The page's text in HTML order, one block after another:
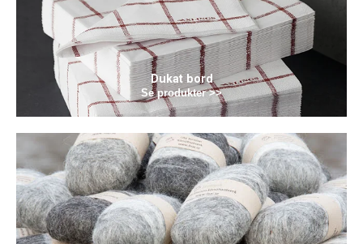
Dukat bord
Se produkter >>